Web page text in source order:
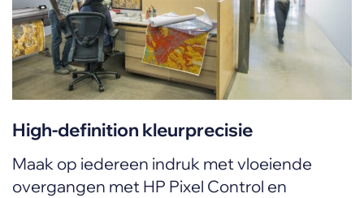
High-definition kleurprecisie
Maak op iedereen indruk met vloeiende
overgangen met HP Pixel Control en